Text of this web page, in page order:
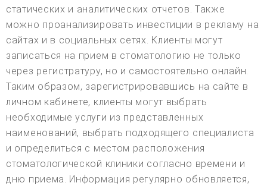
статических и аналитических отчетов. Также
можно проанализировать инвестиции в рекламу на
сайтах и в социальных сетях. Клиенты могут
записаться на прием в стоматологию не только
через регистратуру, но и самостоятельно онлайн.
Таким образом, зарегистрировавшись на сайте в
личном кабинете, клиенты могут выбрать
необходимые услуги из представленных
наименований, выбрать подходящего специалиста
и определиться с местом расположения
стоматологической клиники согласно времени и
дню приема. Информация регулярно обновляется,